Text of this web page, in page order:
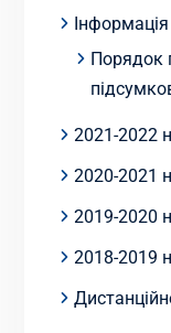
Порядок
2021-2022
2020-2021
2019-2020
2018-2019